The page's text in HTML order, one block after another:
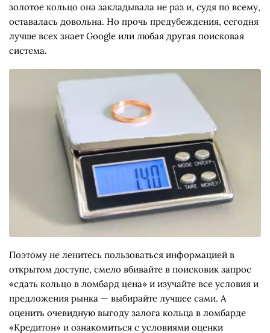
золотое кольцо она закладывала не раз и, судя по всему,
оставалась довольна. Но прочь предубеждения, сегодня
лучше всех знает Google или любая другая поисковая
система.
Поэтому не ленитесь пользоваться информацией в
открытом доступе, смело вбивайте в поисковик запрос
«сдать кольцо в ломбард цена» и изучайте все условия и
предложения рынка — выбирайте лучшее сами. А
оценить очевидную выгоду залога кольца в ломбарде
«Кредитон» и ознакомиться с условиями оценки